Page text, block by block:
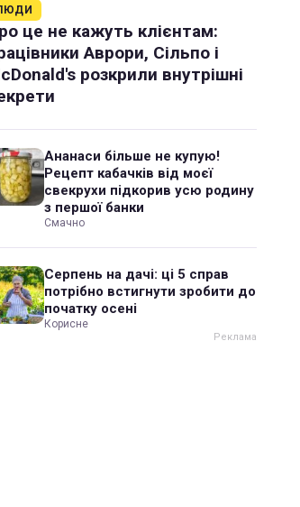
це не кажуть клієнтам:
Аврори, Сільпо і
розкрили внутрішні
Ананаси більше не купую!
Рецепт кабачків від моєї
свекрухи підкорив усю родину
з першої банки
Смачно
Серпень на дачі: ці 5 справ
потрібно встигнути зробити до
початку осені
Корисне